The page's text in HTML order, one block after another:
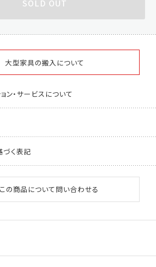
SOLD OUT
大型家具の搬入について
ン・サービスについて
く表記
この商品について問い合わせる